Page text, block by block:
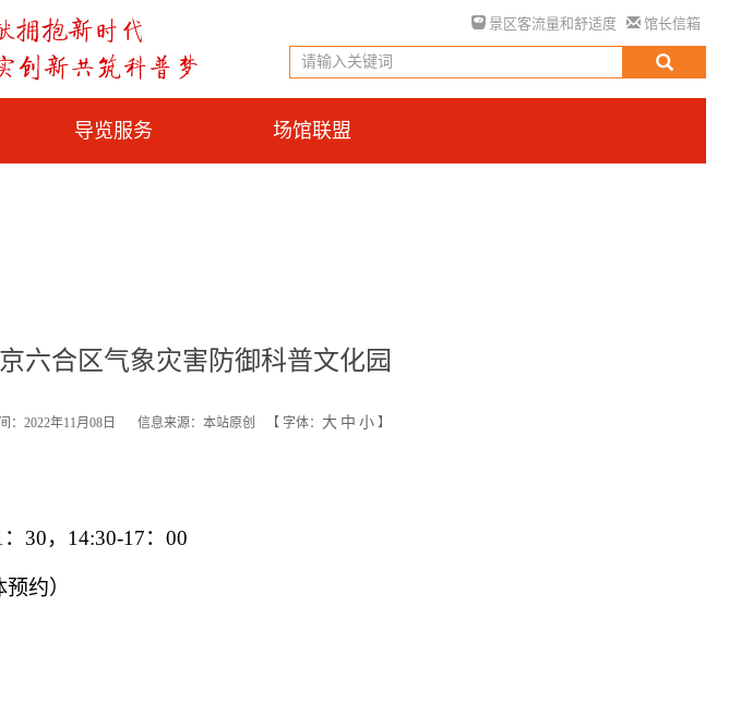
景区客流量和舒适度 馆长信箱
导览服务 场馆联盟
六合区气象灾害防御科普文化园
：2022年11月08日 信息来源：本站原创 【 字体： 大 中 小 】
30，14:30-17：00
约）